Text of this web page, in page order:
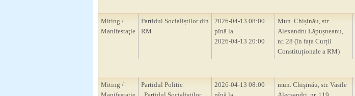
Miting /
Manifestaţie
Partidul Socialiștilor din
RM
2026-04-13 08:00
pînă la
2026-04-13 20:00
Mun. Chișinău, str.
Alexandru Lăpușneanu,
nr. 28 (în fața Curții
Constituționale a RM)
Miting /
Partidul Politic
2026-04-13 08:00
mun. Chișinău, str. Vasile